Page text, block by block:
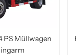
PS Müllwagen